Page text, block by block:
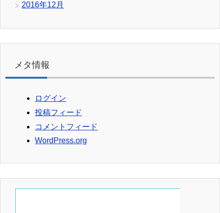
2016年12月
メタ情報
ログイン
投稿フィード
コメントフィード
WordPress.org